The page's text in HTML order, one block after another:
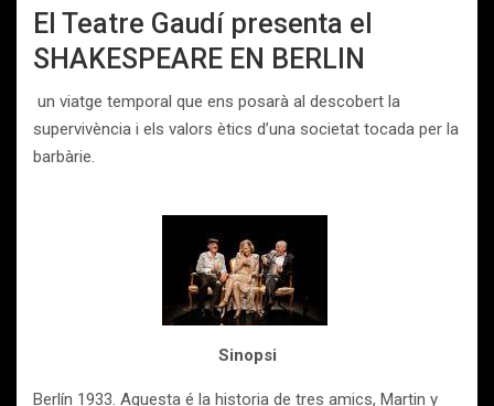
El Teatre Gaudí presenta el
SHAKESPEARE EN BERLIN
un viatge temporal que ens posarà al descobert la
supervivència i els valors ètics d’una societat tocada per la
barbàrie.
Sinopsi
Berlín 1933. Aquesta é la historia de tres amics, Martin y